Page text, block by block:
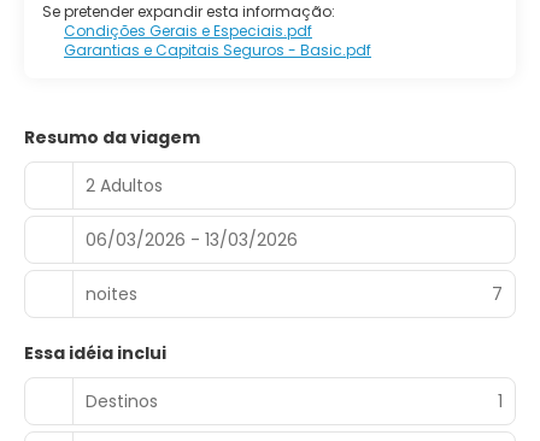
Se pretender expandir esta informação:
Condições Gerais e Especiais.pdf
Garantias e Capitais Seguros - Basic.pdf
Resumo da viagem
2 Adultos
06/03/2026 - 13/03/2026
noites 7
Essa idéia inclui
Destinos
1